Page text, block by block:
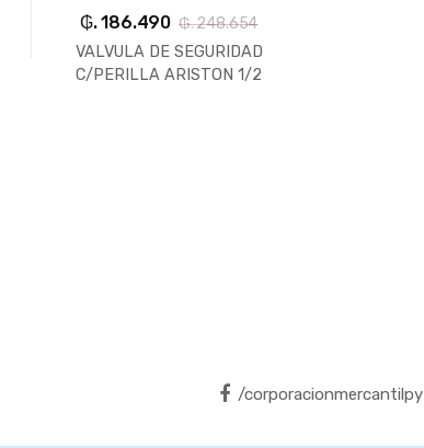
₲. 186.490 ₲. 248.654
VALVULA DE SEGURIDAD
C/PERILLA ARISTON 1/2
/corporacionmercantilpy